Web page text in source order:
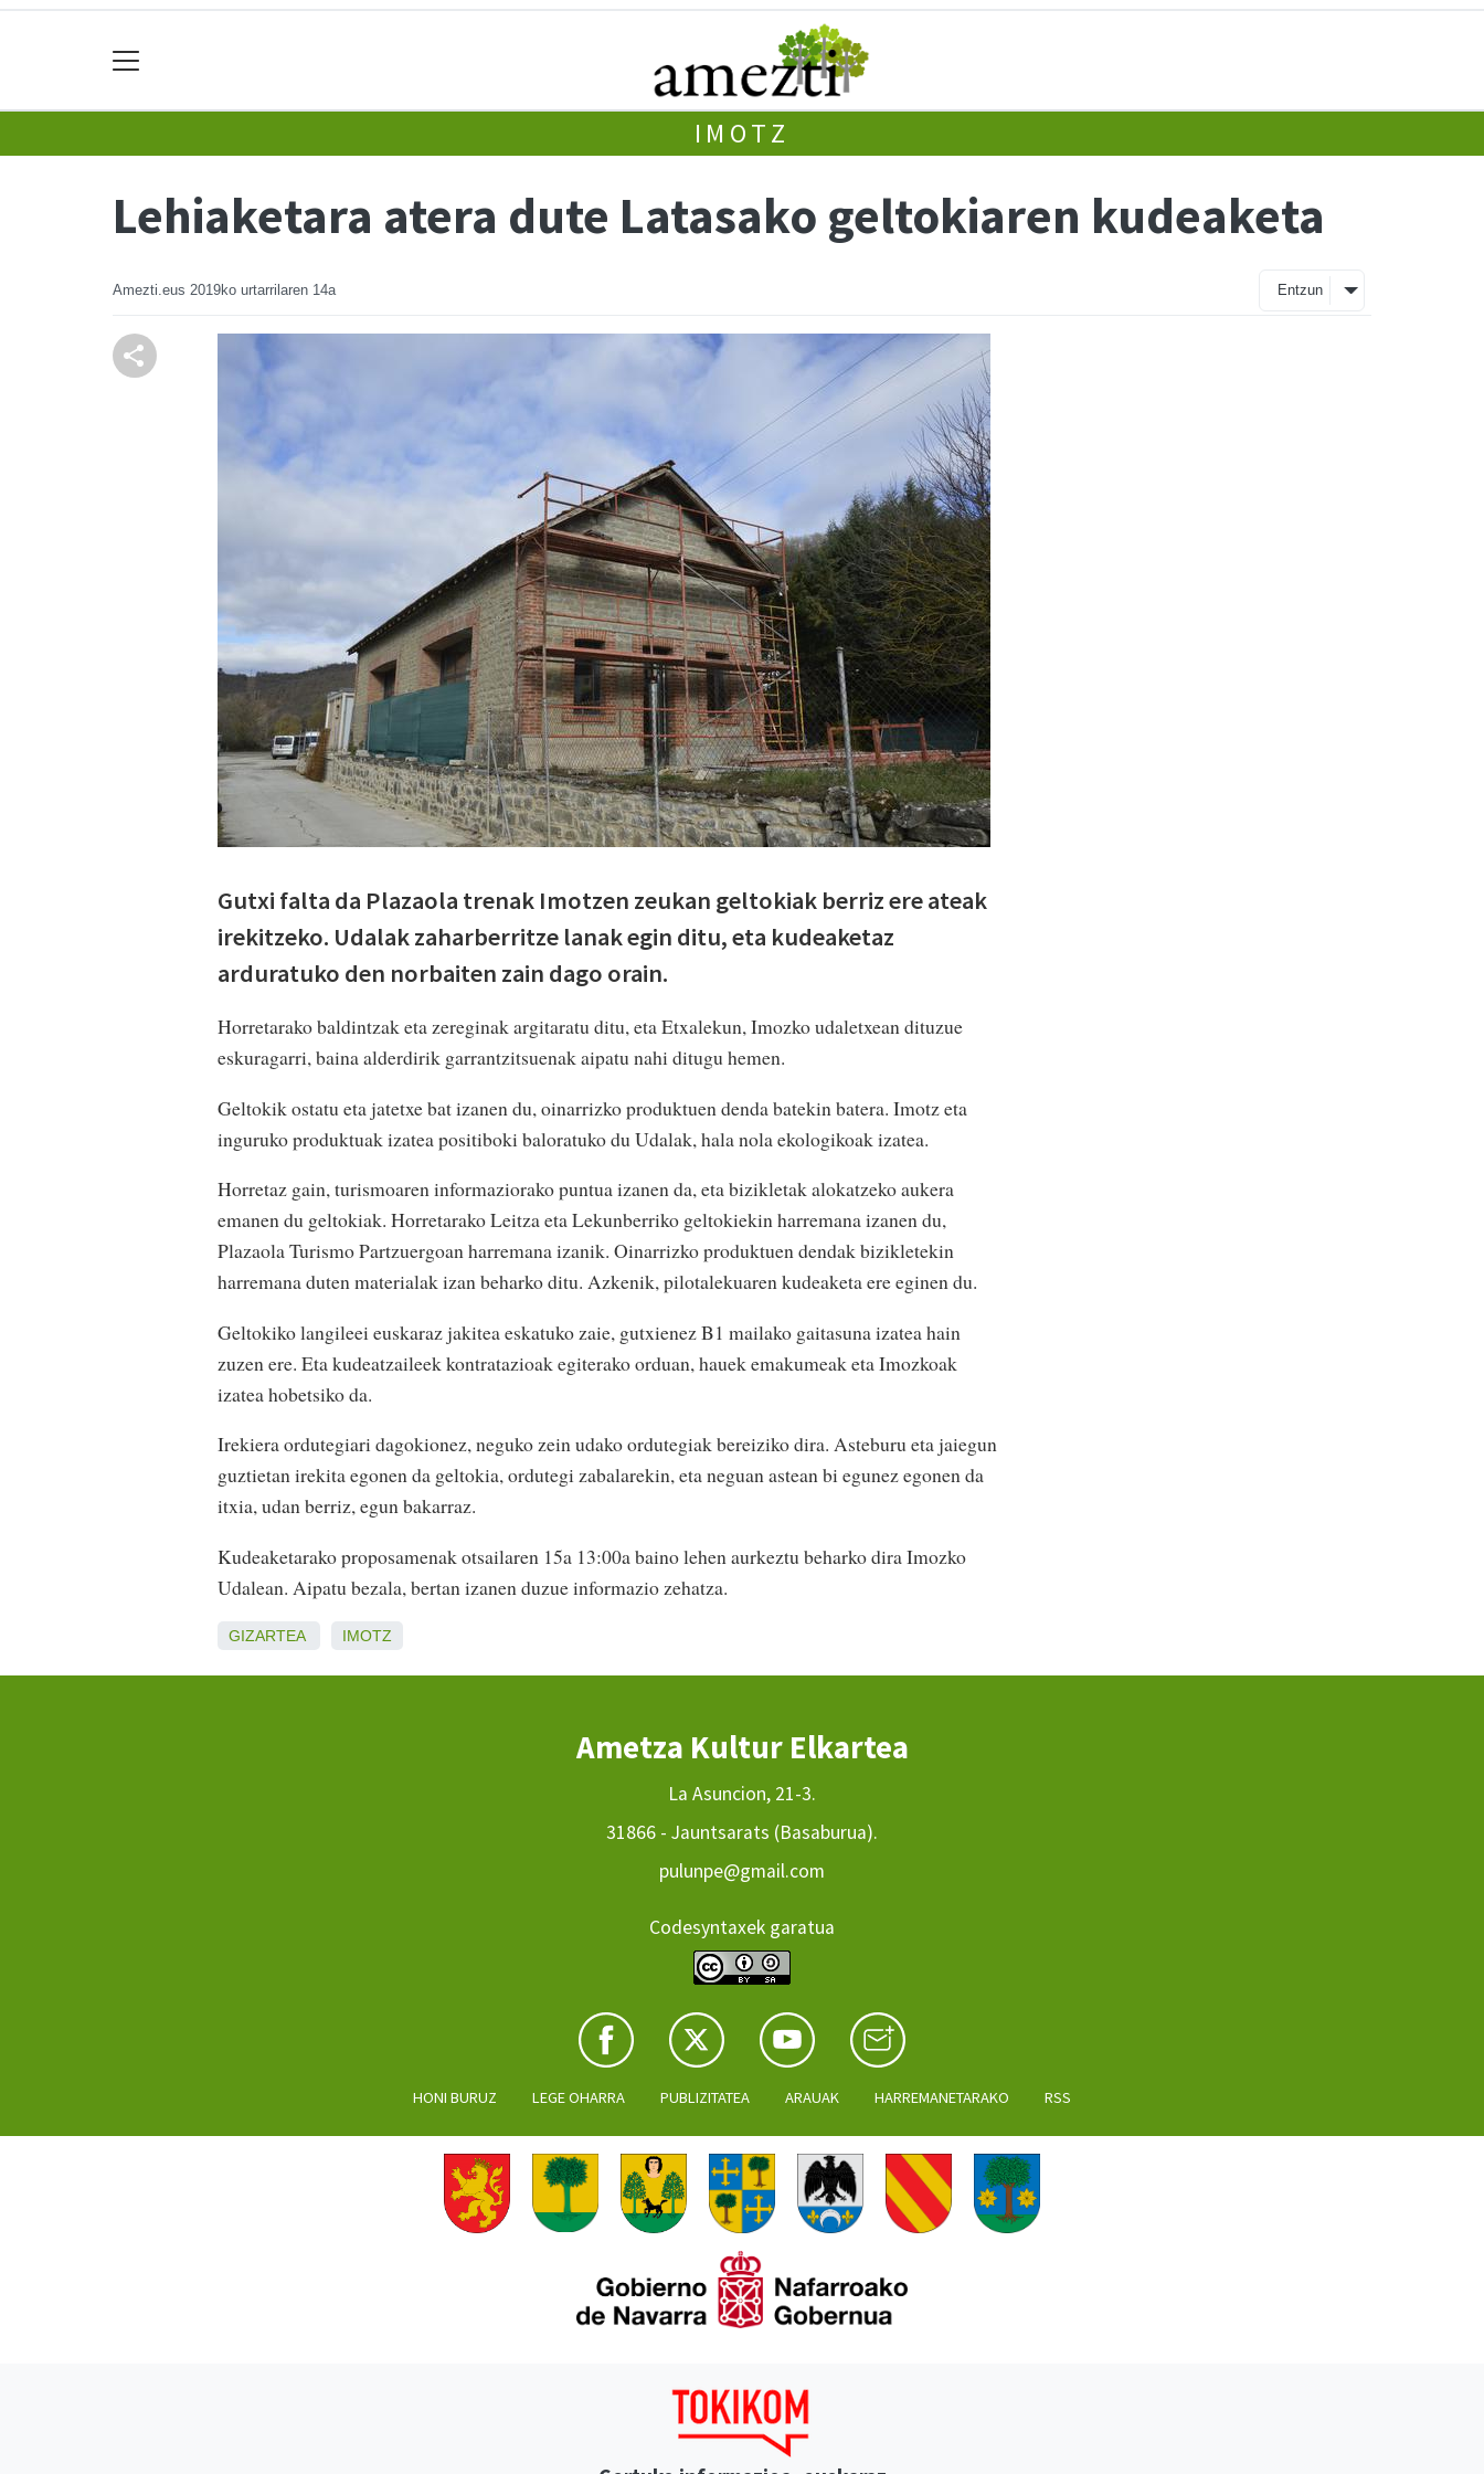
IMOTZ
Lehiaketara atera dute Latasako geltokiaren kudeaketa
Amezti.eus 2019ko urtarrilaren 14a Entzun
Gutxi falta da Plazaola trenak Imotzen zeukan geltokiak berriz ere ateak
irekitzeko. Udalak zaharberritze lanak egin ditu, eta kudeaketaz
arduratuko den norbaiten zain dago orain.
Horretarako baldintzak eta zereginak argitaratu ditu, eta Etxalekun, Imozko udaletxean dituzue
eskuragarri, baina alderdirik garrantzitsuenak aipatu nahi ditugu hemen.
Geltokik ostatu eta jatetxe bat izanen du, oinarrizko produktuen denda batekin batera. Imotz eta
inguruko produktuak izatea positiboki baloratuko du Udalak, hala nola ekologikoak izatea.
Horretaz gain, turismoaren informaziorako puntua izanen da, eta bizikletak alokatzeko aukera
emanen du geltokiak. Horretarako Leitza eta Lekunberriko geltokiekin harremana izanen du,
Plazaola Turismo Partzuergoan harremana izanik. Oinarrizko produktuen dendak bizikletekin
harremana duten materialak izan beharko ditu. Azkenik, pilotalekuaren kudeaketa ere eginen du.
Geltokiko langileei euskaraz jakitea eskatuko zaie, gutxienez B1 mailako gaitasuna izatea hain
zuzen ere. Eta kudeatzaileek kontratazioak egiterako orduan, hauek emakumeak eta Imozkoak
izatea hobetsiko da.
Irekiera ordutegiari dagokionez, neguko zein udako ordutegiak bereiziko dira. Asteburu eta jaiegun
guztietan irekita egonen da geltokia, ordutegi zabalarekin, eta neguan astean bi egunez egonen da
itxia, udan berriz, egun bakarraz.
Kudeaketarako proposamenak otsailaren 15a 13:00a baino lehen aurkeztu beharko dira Imozko
Udalean. Aipatu bezala, bertan izanen duzue informazio zehatza.
GIZARTEA IMOTZ
Ametza Kultur Elkartea
La Asuncion, 21-3.
31866 - Jauntsarats (Basaburua).
pulunpe@gmail.com
Codesyntaxek garatua
HONI BURUZ LEGE OHARRA PUBLIZITATEA ARAUAK HARREMANETARAKO RSS